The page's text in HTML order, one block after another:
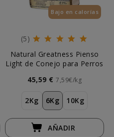
Bajo en calorías
(5)
Natural Greatness Pienso
Light de Conejo para Perros
45,59 € 7,59€/kg
2Kg 6Kg 10Kg
AÑADIR